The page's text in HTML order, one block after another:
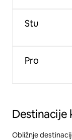
Stu
Pro
Destinacije
Obližnje